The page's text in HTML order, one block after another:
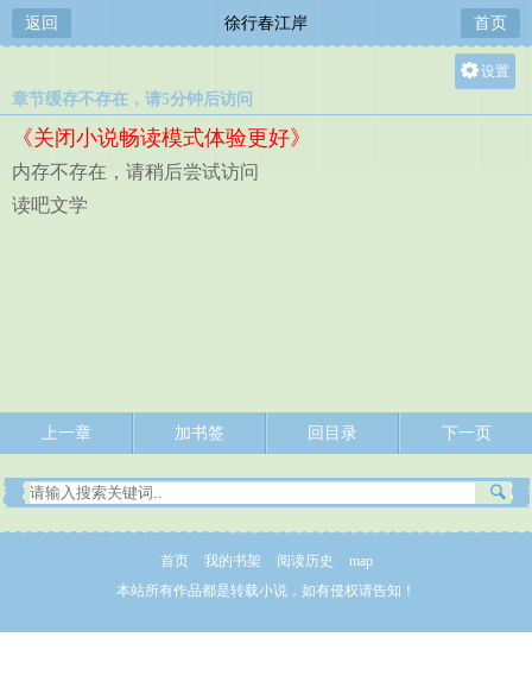
返回 徐行春江岸 首页
设置
章节缓存不存在，请5分钟后访问
《关闭小说畅读模式体验更好》
内存不存在，请稍后尝试访问
读吧文学
上一章 加书签 回目录 下一页
首页 我的书架 阅读历史
map
本站所有作品都是转载小说，如有侵权请告知！